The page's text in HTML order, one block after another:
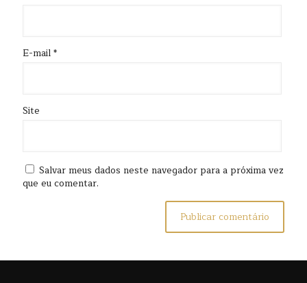
E-mail*
Site
Salvar meus dados neste navegador para a próxima vez
que eu comentar.